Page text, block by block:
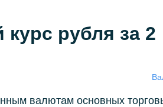
рубля за 2
валютам основных